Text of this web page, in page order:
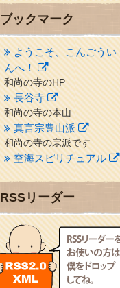
ブックマーク
ようこそ、こんごうい
んへ！
和尚の寺のHP
長谷寺
和尚の寺の本山
真言宗豊山派
和尚の寺の宗派です
空海スピリチュアル
２１世紀を（空海）する情
クリプロホームページ
地域のライターさんです
小豆島 圓満寺
小豆島霊場第７４番のお寺
新聞屋の道具箱
RSSリーダー